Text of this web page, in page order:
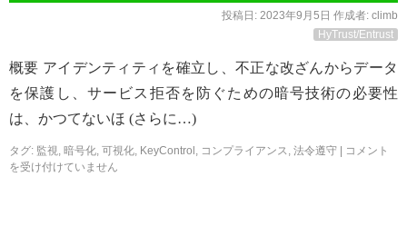
投稿日: 2023年9月5日 作成者: climb
HyTrust/Entrust
概要 アイデンティティを確立し、不正な改ざんからデータ
を保護し、サービス拒否を防ぐための暗号技術の必要性
は、かつてないほ (さらに…)
タグ: 監視, 暗号化, 可視化, KeyControl , コンプライアンス, 法令遵守
コメント
を受け付けていません